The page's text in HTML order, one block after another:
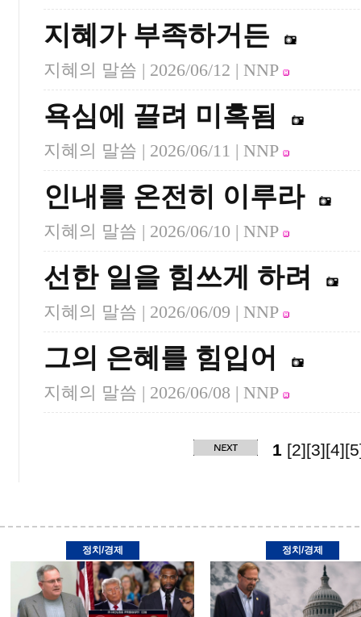
지혜가 부족하거든
지혜의 말씀 | 2026/06/12 | NNP
욕심에 끌려 미혹됨
지혜의 말씀 | 2026/06/11 | NNP
인내를 온전히 이루라
지혜의 말씀 | 2026/06/10 | NNP
선한 일을 힘쓰게 하려
지혜의 말씀 | 2026/06/09 | NNP
그의 은혜를 힘입어
지혜의 말씀 | 2026/06/08 | NNP
1 [2][3][4]
정치/경제 정치/경제